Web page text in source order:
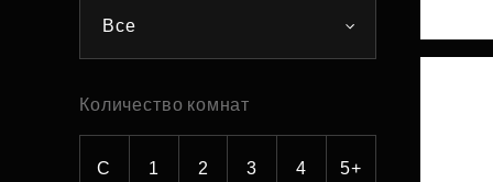
Рефинансирование
Все
Количество комнат
С 1 2 3 4 5+